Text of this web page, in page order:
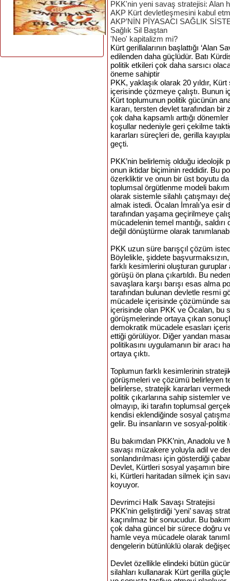
PKK'nin yeni savaş stratejisi: Alan
AKP Kürt devletleşmesini kabul
AKP’NİN PİYASACI SAĞLIK
Sağlık Sil Baştan
'Neo' kapitalizm mi?
Kürt gerillalarının başlattığı ‘Alan
edilenden daha güçlüdür. Batı
politik etkileri çok daha sarsıcı
öneme sahiptir
PKK, yaklaşık olarak 20 yıldır, Kürt
içerisinde çözmeye çalıştı. Bunun
Kürt toplumunun politik gücünün
kararı, tersten devlet tarafından bir
çok daha kapsamlı arttığı
koşullar nedeniyle geri çekilme
kararları süreçleri de, gerilla
geçti.
PKK’nin belirlemiş olduğu ideolojik
onun iktidar biçiminin reddidir. Bu
özerkliktir ve onun bir üst boyutu
toplumsal örgütlenme modeli
olarak sistemle silahlı çatışmayı
almak istedi. Öcalan İmralı’ya esir
tarafından yaşama geçirilmeye
mücadelenin temel mantığı,
değil dönüştürme olarak
PKK uzun süre barışçıl çözüm
Böylelikle, şiddete
farklı kesimlerini oluşturan
görüşü ön plana çıkartıldı. Bu
savaşlara karşı barışı esas alma
tarafından bulunan devletle resmi
mücadele içerisinde çözümünde
içerisinde olan PKK ve Öcalan, bu
görüşmelerinde ortaya çıkan
demokratik mücadele esasları
ettiği görülüyor. Diğer yandan
politikasını uygulamanın bir aracı
ortaya çıktı.
Toplumun farklı kesimlerinin
görüşmeleri ve çözümü belirleyen
belirlerse, stratejik kararları
politik çıkarlarına sahip sistemler
olmayıp, iki tarafın toplumsal
kendisi eklendiğinde sosyal
gelir. Bu insanların ve sosyal-
Bu bakımdan PKK’nin, Anadolu
savaşı müzakere yoluyla adil ve
sonlandırılması için gösterdiği
Devlet, Kürtleri sosyal yaşamın
ki, Kürtleri haritadan silmek için
koyuyor.
Devrimci Halk Savaşı Stratejisi
PKK’nin geliştirdiği ‘yeni’ savaş
kaçınılmaz bir sonucudur. Bu
çok daha güncel bir sürece doğru
hamle veya mücadele olarak
dengelerin bütünlüklü olarak
Devlet özellikle elindeki bütün
silahları kullanarak Kürt gerilla